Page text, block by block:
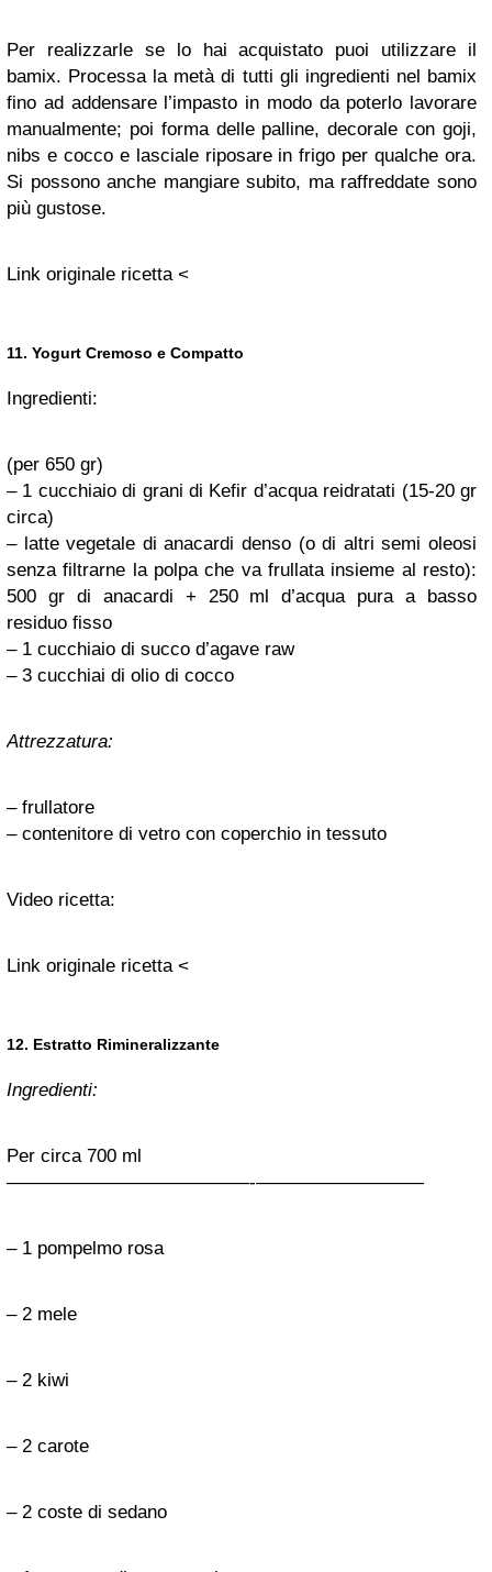
Per realizzarle se lo hai acquistato puoi utilizzare il
bamix. Processa la metà di tutti gli ingredienti nel bamix
fino ad addensare l’impasto in modo da poterlo lavorare
manualmente; poi forma delle palline, decorale con goji,
nibs e cocco e lasciale riposare in frigo per qualche ora.
Si possono anche mangiare subito, ma raffreddate sono
più gustose.
Link originale ricetta <
11. Yogurt Cremoso e Compatto
Ingredienti:
(per 650 gr)
– 1 cucchiaio di grani di Kefir d’acqua reidratati (15-20 gr
circa)
– latte vegetale di anacardi denso (o di altri semi oleosi
senza filtrarne la polpa che va frullata insieme al resto):
500 gr di anacardi + 250 ml d’acqua pura a basso
residuo fisso
– 1 cucchiaio di succo d’agave raw
– 3 cucchiai di olio di cocco
Attrezzatura:
– frullatore
– contenitore di vetro con coperchio in tessuto
Video ricetta:
Link originale ricetta <
12. Estratto Rimineralizzante
Ingredienti:
Per circa 700 ml
—————————————-­—————————
– 1 pompelmo rosa
– 2 mele
– 2 kiwi
– 2 carote
– 2 coste di sedano